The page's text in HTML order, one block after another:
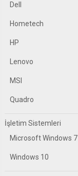
Dell
Hometech
HP
Lenovo
MSI
Quadro
İşletim Sistemleri
Microsoft Windows 7
Windows 10